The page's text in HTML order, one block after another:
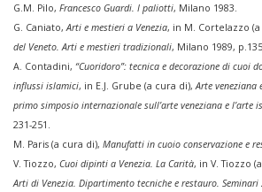
G.M. Pilo, Francesco Guardi. I paliotti, Milano 1983.
G. Caniato, Arti e mestieri a Venezia, in M. Cortelazzo
del Veneto. Arti e mestieri tradizionali, Milano 1989,
A. Contadini, “Cuoridoro”: tecnica e decorazione di cuoi
influssi islamici, in E.J. Grube (a cura di),Arte veneziana
primo simposio internazionale sull’arte veneziana e l’arte
231-251.
M. Paris (a cura di), Manufatti in cuoio conservazione e
V. Tiozzo, Cuoi dipinti a Venezia. La Carità, in V. Tiozzo
Arti di Venezia. Dipartimento tecniche e restauro. Seminari